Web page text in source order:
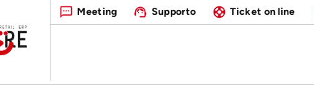
Meeting Supporto Ticket on line